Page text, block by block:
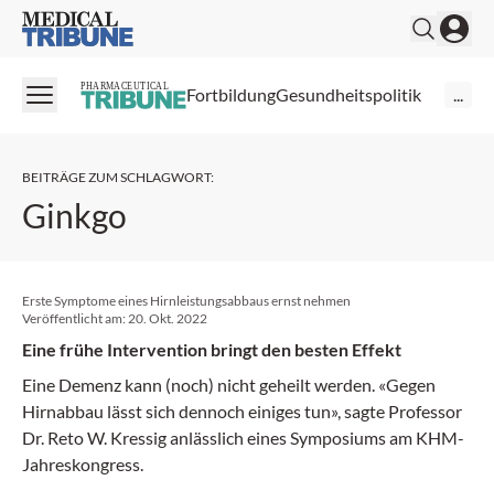
Medical Tribune
PHARMACEUTICAL FortbildungGesundheitspolitik ...
BEITRÄGE ZUM SCHLAGWORT:
Ginkgo
Erste Symptome eines Hirnleistungsabbaus ernst nehmen
Veröffentlicht am: 20. Okt. 2022
Eine frühe Intervention bringt den besten Effekt
Eine Demenz kann (noch) nicht geheilt werden. «Gegen
Hirnabbau lässt sich dennoch einiges tun», sagte Professor
Dr. Reto W. Kressig anlässlich eines Symposiums am KHM-
Jahreskongress.